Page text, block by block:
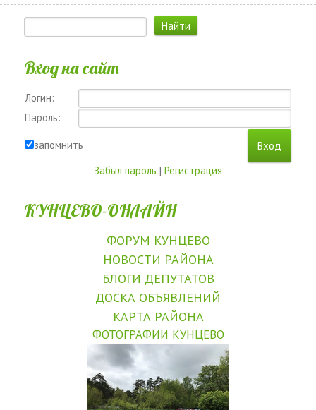
Вход на сайт
Логин:
Пароль:
запомнить
Забыл пароль | Регистрация
КУНЦЕВО-ОНЛАЙН
ФОРУМ КУНЦЕВО
НОВОСТИ РАЙОНА
БЛОГИ ДЕПУТАТОВ
ДОСКА ОБЪЯВЛЕНИЙ
КАРТА РАЙОНА
ФОТОГРАФИИ КУНЦЕВО